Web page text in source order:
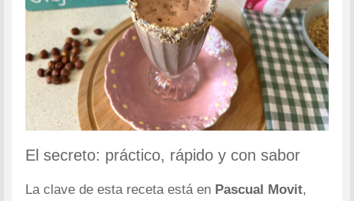
El secreto: práctico, rápido y con sabor
La clave de esta receta está en Pascual Movit,